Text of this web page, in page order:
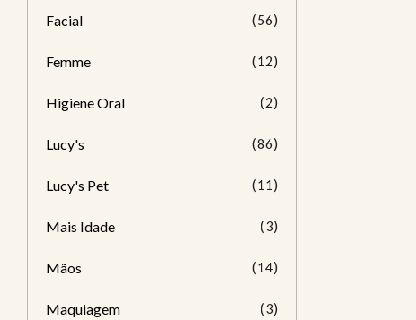
Facial (56)
Femme (12)
Higiene Oral (2)
Lucy's (86)
Lucy's Pet (11)
Mais Idade (3)
Mãos (14)
Maquiagem (3)